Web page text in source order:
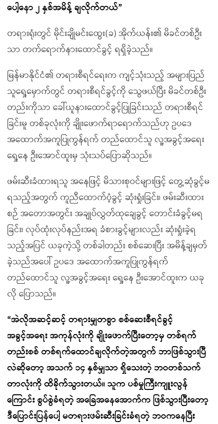
ပေါ့နော ၂ နှစ်အမိန့် ချလိုက်တယ်”
တရားရုံးတွင် မိုင်းချိုမင်းထွေး(ခ) အိုက်ယန်း၏ မိခင်တစ်ဦး
သာ တက်ရောက်နားထောင်ခွင့် ရရှိခဲ့သည်။
မြန်မာနိုင်ငံ၏ တရားစီရင်ရေးက ကျင့်သုံးသည့် အများပြည်
သူရှေ့မှောက်တွင် တရားစီရင်ခွင့်ကို သွေဖယ်ပြီး မိခင်တစ်ဦး
တည်းကိုသာ ခေါ်ယူနားထောင်ခွင့်ပြုခြင်းသည် တရားစီရင်
ခြင်းမူ တစ်ခုလုံးကို ချိုးဖောက်ရာရောက်သည်ဟု ဥပဒေ
အထောက်အကူပြုကွန်ရက် တည်ထောင်သူ လူ့အခွင့်အရေး
ရှေ့နေ ဦးအောင်ထူးမှ သုံးသပ်ပြောဆိုသည်။
ဖမ်းဆီးခံထားရသူ အနေဖြင့် မိသားစုဝင်များဖြင့် တွေ့ဆုံခွင့်မ
ရသည့်အတွက် ကူညီထောက်ပံ့ခွင့် ဆုံးရှုံးခြင်း၊ ဖမ်းဆီးထား
စဉ် အတောအတွင်း အချုပ်လွှတ်ထုချေခွင့် တောင်းခံခွင့်မရ
ခြင်း၊ လုပ်ထုံးလုပ်နည်းအရ ခံစားခွင့်များလည်း ဆုံးရှုံးခဲ့ရ
သည့်အပြင် ယခုကဲ့သို့ တစ်ခါတည်း စစ်ဆေးပြီး အမိန့်ချမှတ်
ခဲ့သည်အပေါ် ဥပဒေ အထောက်အကူပြုကွန်ရက်
တည်ထောင်သူ လူ့အခွင့်အရေး ရှေ့နေ ဦးအောင်ထူးက ယခု
လို ပြောသည်။
“အဲလိုအဆင့်ဆင့် တရားမျှတစွာ စစ်ဆေးစီရင်ခွင့်
အခွင့်အရေး အကုန်လုံးကို ချိုးဖောက်ပြီးတော့မှ တစ်ရက်
တည်းစစ် တစ်ရက်ထောင်ချလိုက်တဲ့အတွက် ဘာဖြစ်သွားပြီ
လဲဆိုတော့ အသက် ၁၄ နှစ်မျှသာ ရှိသေးတဲ့ ဘဝတစ်သက်
တာလုံးကို ထိခိုက်သွားတယ်။ သူက ပစ်မှုကြီးကျူးလွန်
ကြောင်း စွပ်စွဲခံရတဲ့ အခြေအနေအောက်က ဖြစ်သွားပြီးတော့
ဒီပြောင်းပြန်ပေါ့ မတရားဖမ်းဆီးခြင်းခံရတဲ့ ဘဝကနေပြီး